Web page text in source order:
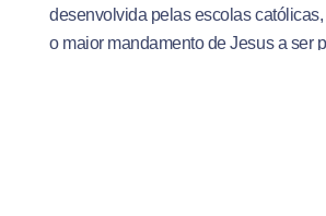
desenvolvida pelas escolas
o maior mandamento de Jesus a ser